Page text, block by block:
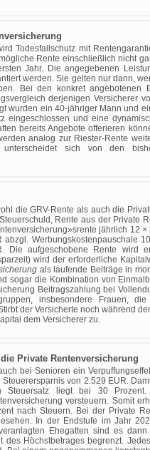
Todesfallschutz mit
Rente einschließlich nicht
Jahr. Die angegebenen
werden. Sie gelten nur dann,
Bei den konkret angebotenen
derjenigen Versicherer
wurden ein 40-jähriger Mann und
eingeschlossen und eine
bereits Angebote offerieren
analog zur Riester-Rente
sich von den
die GRV-Rente als auch die
Rente aus der Private
jährlich 12
abzgl. Werbungskostenpauschale
Die aufgeschobene Rente wird
wird der erforderliche
als laufende Beiträge in
sogar die Kombination von
Beitragszahlung bei
insbesondere Frauen,
der Versicherte noch während
dem Versicherer zu.
Private Rentenversicherung
bei Senioren ein
Steuerersparnis von 2.529 EUR.
Steuersatz liegt bei 30
versteuern. Somit
nach Steuern. Bei der Private
In der Endstufe im Jahr
Ehegatten sind es
des Höchstbetrages begrenzt.